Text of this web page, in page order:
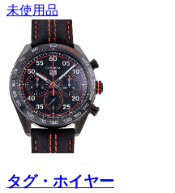
未使用品
タグ・ホイヤー